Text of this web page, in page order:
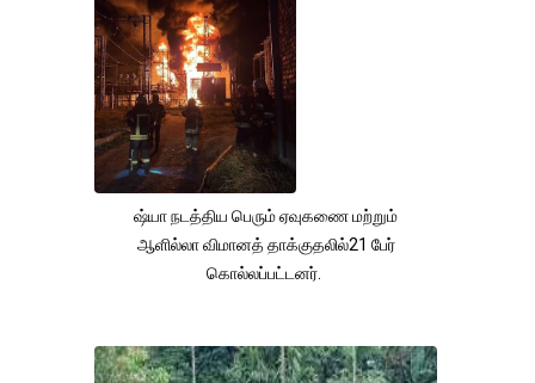
ஷ்யா நடத்திய பெரும் ஏவுகணை மற்றும்
ஆளில்லா விமானத் தாக்குதலில்21 பேர்
கொல்லப்பட்டனர்.